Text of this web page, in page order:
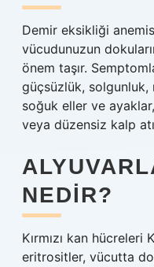
Demir eksikliği
vücudunuzun
önem taşır.
güçsüzlük, solgunluk,
soğuk eller ve ayaklar,
veya düzensiz kalp
NEDIR?
Kırmızı kan hücreleri
eritrositler, vücutta